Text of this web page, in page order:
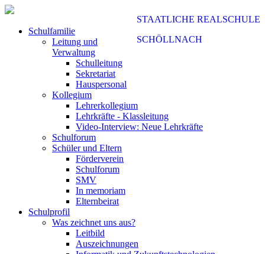
STAATLICHE REALSCHULE
SCHÖLLNACH
Schulfamilie
Leitung und
Verwaltung
Schulleitung
Sekretariat
Hauspersonal
Kollegium
Lehrerkollegium
Lehrkräfte - Klassleitung
Video-Interview: Neue Lehrkräfte
Schulforum
Schüler und Eltern
Förderverein
Schulforum
SMV
In memoriam
Elternbeirat
Schulprofil
Was zeichnet uns aus?
Leitbild
Auszeichnungen